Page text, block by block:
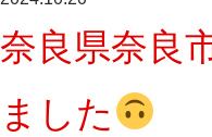
奈良県奈良
ました